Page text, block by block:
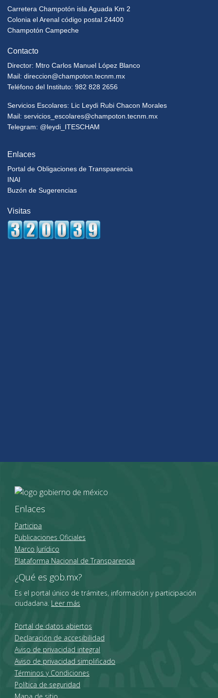
Carretera Champotón isla Aguada Km 2
Colonia el Arenal código postal 24400
Champotón Campeche
Contacto
Director: Mtro Carlos Manuel López Blanco
Mail: direccion@champoton.tecnm.mx
Teléfono del Instituto: 982 828 2656
Servicios Escolares: Lic Leydi Rubi Chacon Morales
Mail: servicios_escolares@champoton.tecnm.mx
Telegram: @leydi_ITESCHAM
Enlaces
Portal de Obligaciones de Transparencia
INAI
Buzón de Sugerencias
Visitas
Enlaces
Participa
Publicaciones Oficiales
Marco Jurídico
Plataforma Nacional de Transparencia
¿Qué es gob.mx?
Es el portal único de trámites, información y participación
ciudadana. Leer más
Portal de datos abiertos
Declaración de accesibilidad
Aviso de privacidad integral
Aviso de privacidad simplificado
Términos y Condiciones
Política de seguridad